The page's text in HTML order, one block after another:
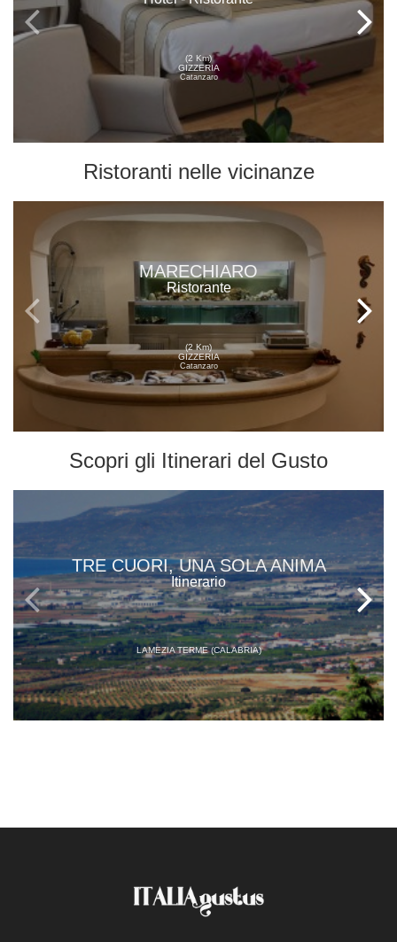
(2 Km)
GIZZERIA
Catanzaro
Ristoranti nelle vicinanze
MARECHIARO
Ristorante
(2 Km)
GIZZERIA
Catanzaro
Scopri gli Itinerari del Gusto
TRE CUORI, UNA SOLA ANIMA
Itinerario
LAMEZIA TERME (CALABRIA)